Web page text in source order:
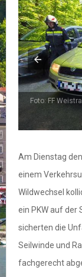
Foto: FF
Am Dienstag
einem
Wildwechsel
ein PKW auf der
sicherten die
Seilwinde und
fachgerecht